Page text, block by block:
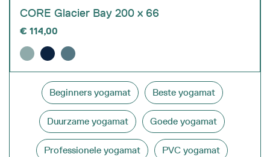
CORE Glacier Bay 200 x 66
€ 114,00
Beginners yogamat Beste yogamat
Duurzame yogamat Goede yogamat
Professionele yogamat PVC yogamat